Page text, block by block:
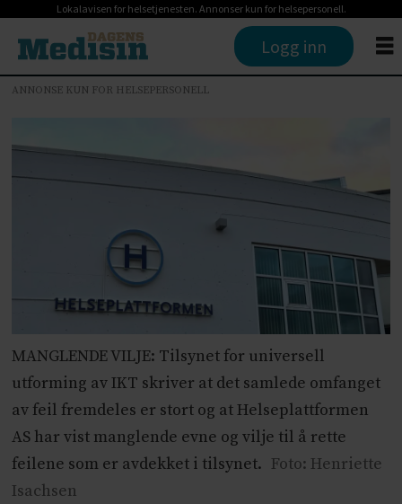
Lokalavisen for helsetjenesten. Annonser kun for helsepersonell.
Logg inn
ANNONSE KUN FOR HELSEPERSONELL
MANGLENDE VILJE: Tilsynet for universell
utforming av IKT skriver at det samlede omfanget
av feil fremdeles er stort og at Helseplattformen
AS har vist manglende evne og vilje til å rette
feilene som er avdekket i tilsynet. Foto: Henriette
Isachsen